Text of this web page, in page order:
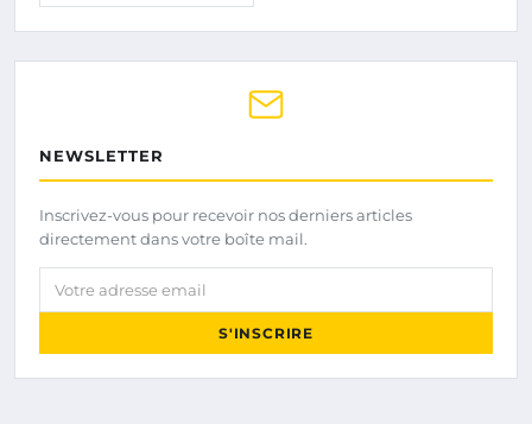
NEWSLETTER
Inscrivez-vous pour recevoir nos derniers articles
directement dans votre boîte mail.
Votre adresse email
S'INSCRIRE